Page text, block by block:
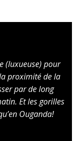
(luxueuse) pour
proximité de la
par de long
Et les gorilles
Ouganda!